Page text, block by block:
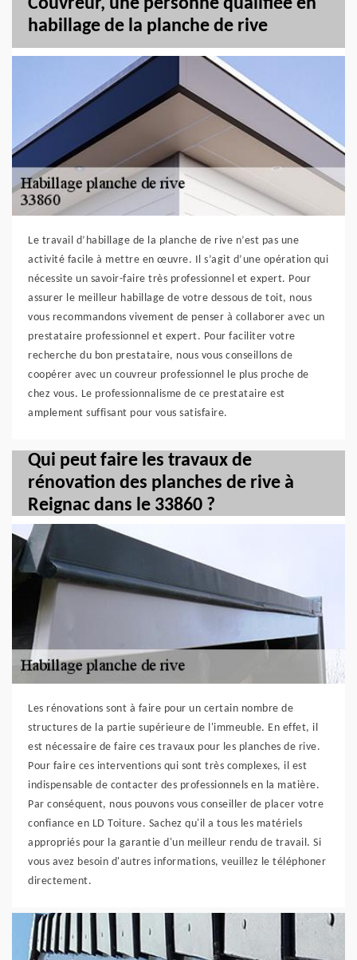
Couvreur, une personne qualifiée en
habillage de la planche de rive
Le travail d’habillage de la planche de rive n’est pas une
activité facile à mettre en œuvre. Il s’agit d’une opération qui
nécessite un savoir-faire très professionnel et expert. Pour
assurer le meilleur habillage de votre dessous de toit, nous
vous recommandons vivement de penser à collaborer avec un
prestataire professionnel et expert. Pour faciliter votre
recherche du bon prestataire, nous vous conseillons de
coopérer avec un couvreur professionnel le plus proche de
chez vous. Le professionnalisme de ce prestataire est
amplement suffisant pour vous satisfaire.
Qui peut faire les travaux de
rénovation des planches de rive à
Reignac dans le 33860 ?
Les rénovations sont à faire pour un certain nombre de
structures de la partie supérieure de l'immeuble. En effet, il
est nécessaire de faire ces travaux pour les planches de rive.
Pour faire ces interventions qui sont très complexes, il est
indispensable de contacter des professionnels en la matière.
Par conséquent, nous pouvons vous conseiller de placer votre
confiance en LD Toiture. Sachez qu'il a tous les matériels
appropriés pour la garantie d'un meilleur rendu de travail. Si
vous avez besoin d'autres informations, veuillez le téléphoner
directement.